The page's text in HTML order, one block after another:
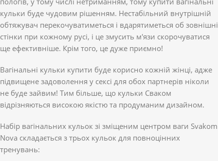
кульки буде чудовим рішенням. Нестабільний внутрішній
обтяжувач перекочуватиметься і вдарятиметься об зовнішні
стінки при кожному русі, і це змусить м'язи скорочуватися
ще ефективніше. Крім того, це дуже приємно!
Вагінальні кульки купити буде корисно кожній жінці, адже
підвищене задоволення у сексі для обох партнерів ніколи
не буде зайвим! Тим більше, що кульки Сваком
відрізняються високою якістю та продуманим дизайном.
Набір вагінальних кульок зі зміщеним центром ваги Svakom
Nova складається з трьох кульок для повноцінних
тренувань: